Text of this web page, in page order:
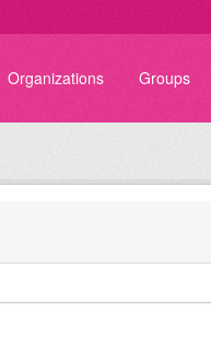
Organizations Groups